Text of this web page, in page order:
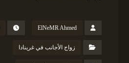
ElNeMR Ahmed
زواج الأجانب في غرينادا